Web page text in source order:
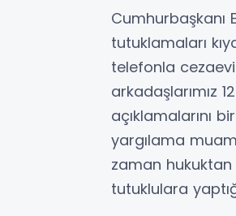
Cumhurbaşkanı
tutuklamaları
telefonla
arkadaşlarımız
açıklamalarını
yargılama
zaman hukuktan
tutuklulara